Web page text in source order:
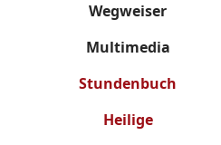
Wegweiser
Multimedia
Stundenbuch
Heilige